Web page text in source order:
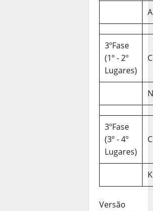
3ºFase
(1º - 2º
Lugares)
3ºFase
(3º - 4º
Lugares)
Versão